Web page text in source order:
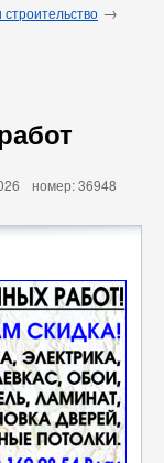
→
номер: 36948